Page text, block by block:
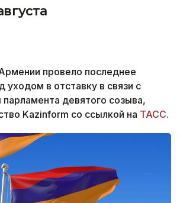
провело последнее
уходом в отставку в связи с
девятого созыва,
Kazinform со ссылкой на ТАСС.